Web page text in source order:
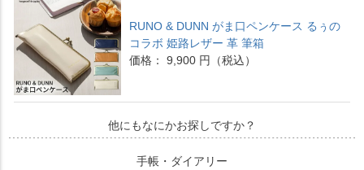
RUNO & DUNN がま口ペンケース るぅの
コラボ 姫路レザー 革 筆箱
価格： 9,900 円（税込）
他にもなにかお探しですか？
手帳・ダイアリー